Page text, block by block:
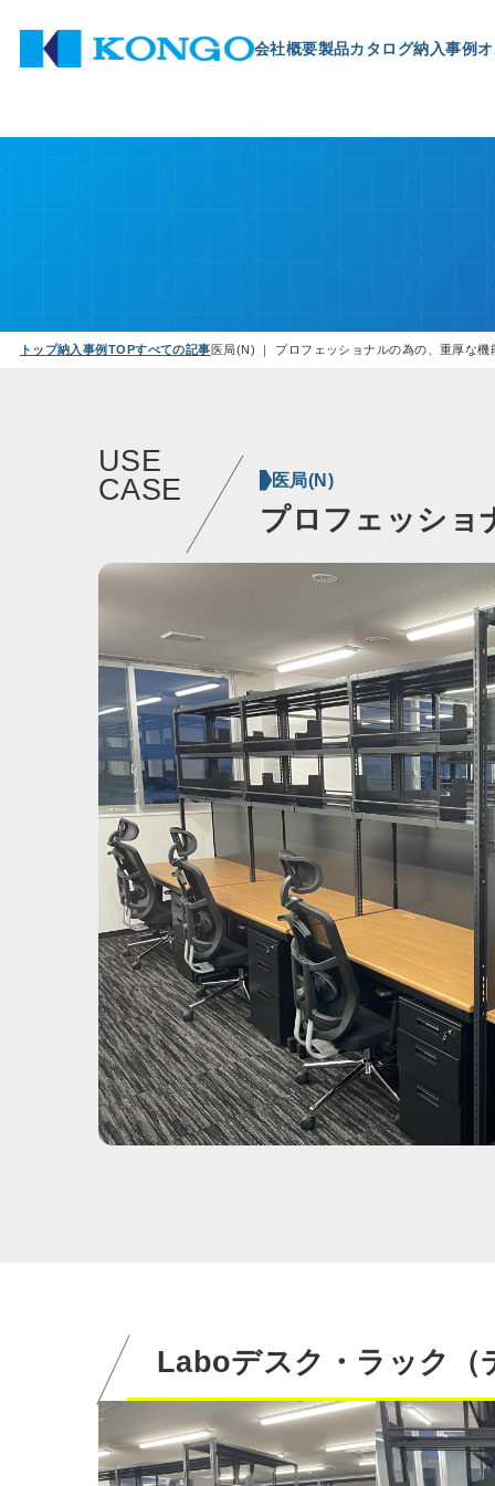
会社概要製品カタログ納入事例
トップ納入事例TOPすべての記事 医局(N) ｜ プロフェッショナルの為の、重厚な機
USE
CASE
医局(N)
プロフェッショ
Laboデスク・ラック（